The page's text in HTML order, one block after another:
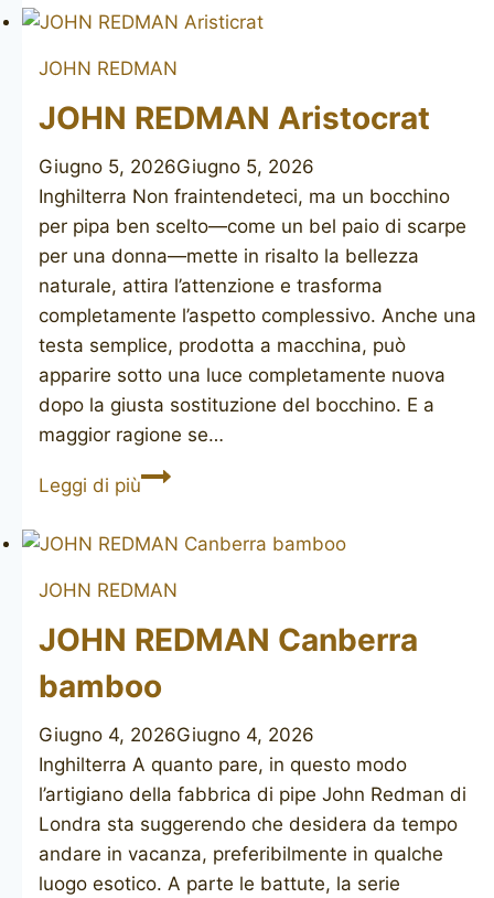
Aristocrat
pot
JOHN REDMAN
JOHN REDMAN Aristocrat
Giugno 5, 2026Giugno 5, 2026
Inghilterra Non fraintendeteci, ma un bocchino
per pipa ben scelto—come un bel paio di scarpe
per una donna—mette in risalto la bellezza
naturale, attira l’attenzione e trasforma
completamente l’aspetto complessivo. Anche una
testa semplice, prodotta a macchina, può
apparire sotto una luce completamente nuova
dopo la giusta sostituzione del bocchino. E a
maggior ragione se…
Leggi di piùJOHN
Aristocrat
JOHN REDMAN
JOHN REDMAN Canberra
bamboo
Giugno 4, 2026Giugno 4, 2026
Inghilterra A quanto pare, in questo modo
l’artigiano della fabbrica di pipe John Redman di
Londra sta suggerendo che desidera da tempo
andare in vacanza, preferibilmente in qualche
luogo esotico. A parte le battute, la serie